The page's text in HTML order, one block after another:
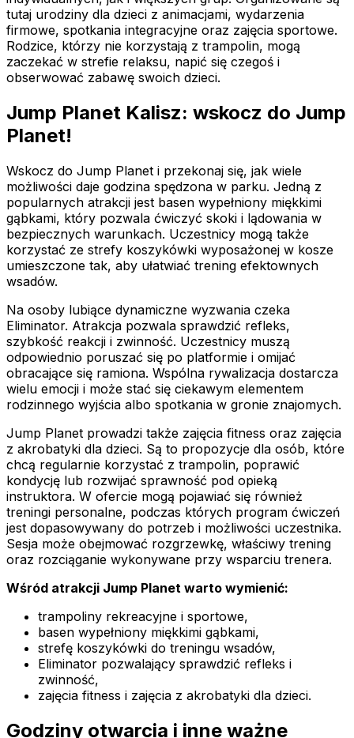
tutaj urodziny dla dzieci z animacjami, wydarzenia
firmowe, spotkania integracyjne oraz zajęcia sportowe.
Rodzice, którzy nie korzystają z trampolin, mogą
zaczekać w strefie relaksu, napić się czegoś i
obserwować zabawę swoich dzieci.
Jump Planet Kalisz: wskocz do Jump
Planet!
Wskocz do Jump Planet i przekonaj się, jak wiele
możliwości daje godzina spędzona w parku. Jedną z
popularnych atrakcji jest basen wypełniony miękkimi
gąbkami, który pozwala ćwiczyć skoki i lądowania w
bezpiecznych warunkach. Uczestnicy mogą także
korzystać ze strefy koszykówki wyposażonej w kosze
umieszczone tak, aby ułatwiać trening efektownych
wsadów.
Na osoby lubiące dynamiczne wyzwania czeka
Eliminator. Atrakcja pozwala sprawdzić refleks,
szybkość reakcji i zwinność. Uczestnicy muszą
odpowiednio poruszać się po platformie i omijać
obracające się ramiona. Wspólna rywalizacja dostarcza
wielu emocji i może stać się ciekawym elementem
rodzinnego wyjścia albo spotkania w gronie znajomych.
Jump Planet prowadzi także zajęcia fitness oraz zajęcia
z akrobatyki dla dzieci. Są to propozycje dla osób, które
chcą regularnie korzystać z trampolin, poprawić
kondycję lub rozwijać sprawność pod opieką
instruktora. W ofercie mogą pojawiać się również
treningi personalne, podczas których program ćwiczeń
jest dopasowywany do potrzeb i możliwości uczestnika.
Sesja może obejmować rozgrzewkę, właściwy trening
oraz rozciąganie wykonywane przy wsparciu trenera.
Wśród atrakcji Jump Planet warto wymienić:
trampoliny rekreacyjne i sportowe,
basen wypełniony miękkimi gąbkami,
strefę koszykówki do treningu wsadów,
Eliminator pozwalający sprawdzić refleks i
zwinność,
zajęcia fitness i zajęcia z akrobatyki dla dzieci.
Godziny otwarcia i inne ważne